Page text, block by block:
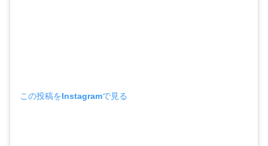
この投稿をInstagramで見る